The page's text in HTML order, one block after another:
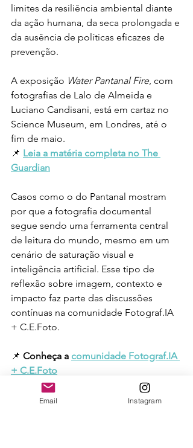
limites da resiliência ambiental diante
da ação humana, da seca prolongada e
da ausência de políticas eficazes de
prevenção.
A exposição Water Pantanal Fire, com
fotografias de Lalo de Almeida e
Luciano Candisani, está em cartaz no
Science Museum, em Londres, até o
fim de maio.
📌 Leia a matéria completa no The
Guardian
Casos como o do Pantanal mostram
por que a fotografia documental
segue sendo uma ferramenta central
de leitura do mundo, mesmo em um
cenário de saturação visual e
inteligência artificial. Esse tipo de
reflexão sobre imagem, contexto e
impacto faz parte das discussões
contínuas na comunidade Fotograf.IA
+ C.E.Foto.
📌 Conheça a comunidade Fotograf.IA
+ C.E.Foto
fotojornalismo fotografia documental
Email Instagram